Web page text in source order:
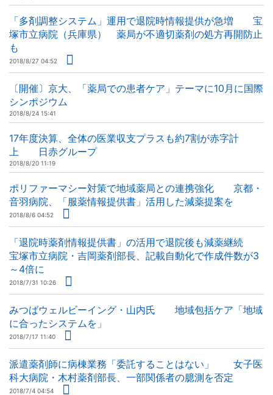
「多剤調整システム」運用で退院時情報提供が急増 宝
塚市立病院（兵庫県） 薬局が不適切薬剤の処方再開防止
も
2018/8/27 04:52
〔開催〕京大、「薬局での患者ケア」テーマに10月に国際
シンポジウム
2018/8/24 15:41
17年度決算、全体の医業収支プラスも約7割が赤字計
上 日赤グループ
2018/8/20 11:19
ポリファーマシー対策で地域薬局との連携強化 京都・
音羽病院、「服薬情報提供書」活用した減薬提案を
2018/8/6 04:52
「退院時薬剤情報提供書」の活用で退院後も減薬継続
宝塚市立病院・吉岡薬剤部長、記載自動化で作成件数が3
～4倍に
2018/7/31 10:26
みつばウェルビーイング・山内氏 地域包括ケア「地域
に合ったシステムを」
2018/7/17 11:40
派遣薬剤師に病棟業務「委託することはない」 女子医
科大病院・木村薬剤部長、一部関係者の臆測を否定
2018/7/4 04:54